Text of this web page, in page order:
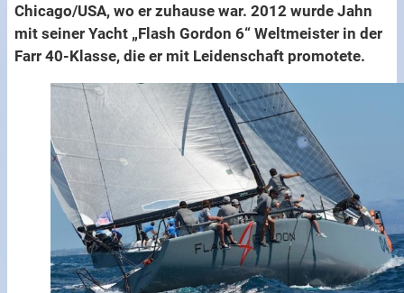
Chicago/USA, wo er zuhause war. 2012 wurde Jahn
mit seiner Yacht „Flash Gordon 6“ Weltmeister in der
Farr 40-Klasse, die er mit Leidenschaft promotete.